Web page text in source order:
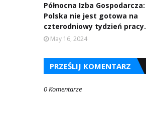
Północna Izba Gospodarcza:
Polska nie jest gotowa na
czterodniowy tydzień pracy.
May 16, 2024
PRZEŚLIJ KOMENTARZ
0 Komentarze